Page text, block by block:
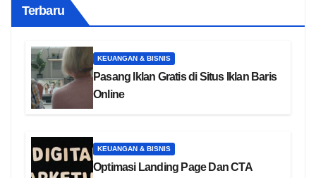
Terbaru
KEUANGAN & BISNIS
Pasang Iklan Gratis di Situs Iklan Baris
Online
KEUANGAN & BISNIS
Optimasi Landing Page Dan CTA